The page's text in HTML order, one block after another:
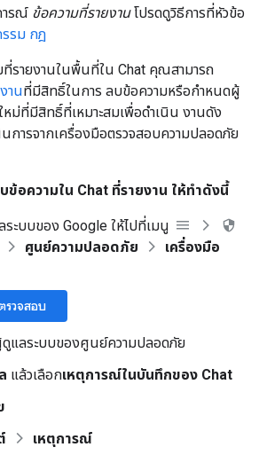
ารณ์ ข้อความที่รายงานโปรดดูวิธีการที่หัวข้อ
รรม กฎ
ที่รายงานในพื้นที่ใน Chat คุณสามารถ
านที่มีสิทธิ์ในการ ลบข้อความหรือกำหนดผู้
ม่ที่มีสิทธิ์ที่เหมาะสมเพื่อดำเนิน งานดัง
นการจากเครื่องมือตรวจสอบความปลอดภัย
ข้อความใน Chat ที่รายงาน ให้ทำดังนี้
ะบบของ Google ให้ไปที่เมนู
ศูนย์ความปลอดภัย
เครื่องมือ
รวจสอบ
แลระบบของศูนย์ความปลอดภัย
แล้วเลือกเหตุการณ์ในบันทึกของ Chat
เหตุการณ์